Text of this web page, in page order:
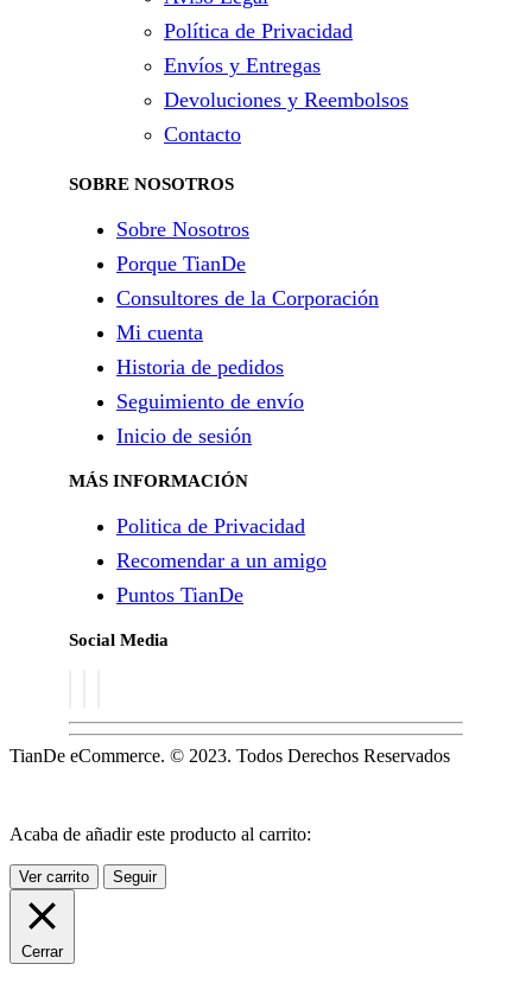
Política de Privacidad
Envíos y Entregas
Devoluciones y Reembolsos
Contacto
SOBRE NOSOTROS
Sobre Nosotros
Porque TianDe
Consultores de la Corporación
Mi cuenta
Historia de pedidos
Seguimiento de envío
Inicio de sesión
MÁS INFORMACIÓN
Politica de Privacidad
Recomendar a un amigo
Puntos TianDe
Social Media
TianDe eCommerce. © 2023. Todos Derechos Reservados
Acaba de añadir este producto al carrito:
Ver carrito Seguir
Cerrar